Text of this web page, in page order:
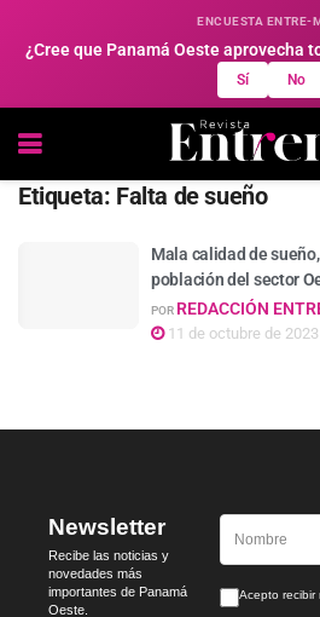
ENCUESTA ENTRE-
¿Cree que Panamá Oeste aprovecha
Sí No
Etiqueta: Falta de sueño
Mala calidad de
población del sector
POR REDACCIÓN
11 de octubre de 2023
Newsletter
Recibe las noticias y
novedades más
importantes de Panamá
Oeste.
Acepto recibir